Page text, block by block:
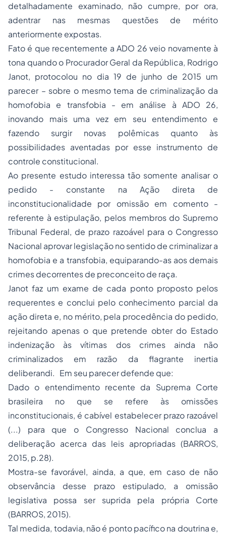
detalhadamente examinado, não cumpre, por ora,
adentrar nas mesmas questões de mérito
anteriormente expostas.
Fato é que recentemente a ADO 26 veio novamente à
tona quando o Procurador Geral da República, Rodrigo
Janot, protocolou no dia 19 de junho de 2015 um
parecer – sobre o mesmo tema de criminalização da
homofobia e transfobia - em análise à ADO 26,
inovando mais uma vez em seu entendimento e
fazendo surgir novas polêmicas quanto às
possibilidades aventadas por esse instrumento de
controle constitucional.
Ao presente estudo interessa tão somente analisar o
pedido - constante na Ação direta de
inconstitucionalidade por omissão em comento -
referente à estipulação, pelos membros do Supremo
Tribunal Federal, de prazo razoável para o Congresso
Nacional aprovar legislação no sentido de criminalizar a
homofobia e a transfobia, equiparando-as aos demais
crimes decorrentes de preconceito de raça.
Janot faz um exame de cada ponto proposto pelos
requerentes e conclui pelo conhecimento parcial da
ação direta e, no mérito, pela procedência do pedido,
rejeitando apenas o que pretende obter do Estado
indenização às vítimas dos crimes ainda não
criminalizados em razão da flagrante inertia
deliberandi. Em seu parecer defende que:
Dado o entendimento recente da Suprema Corte
brasileira no que se refere às omissões
inconstitucionais, é cabível estabelecer prazo razoável
(...) para que o Congresso Nacional conclua a
deliberação acerca das leis apropriadas (BARROS,
2015, p.28).
Mostra-se favorável, ainda, a que, em caso de não
observância desse prazo estipulado, a omissão
legislativa possa ser suprida pela própria Corte
(BARROS, 2015).
Tal medida, todavia, não é ponto pacífico na doutrina e,